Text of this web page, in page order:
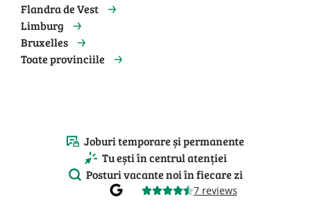
Flandra de Vest
Limburg
Bruxelles
Toate provinciile
Joburi temporare și permanente
Tu ești în centrul atenției
Posturi vacante noi în fiecare zi
7 reviews